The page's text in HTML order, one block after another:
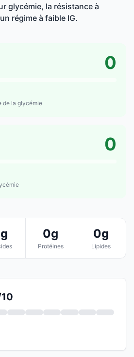
glycémie, la résistance à
régime à faible IG.
0
de la glycémie
0
0g
Protéines
0g
Lipides